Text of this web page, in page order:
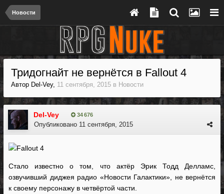
Новости
Тридогнайт не вернётся в Fallout 4
Автор Del-Vey, 11 сентября, 2015 в Новости
Del-Vey 34 676
Опубликовано 11 сентября, 2015
Стало известно о том, что актёр Эрик Тодд Делламс,
озвучивший диджея радио «Новости Галактики», не вернётся
к своему персонажу в четвёртой части.